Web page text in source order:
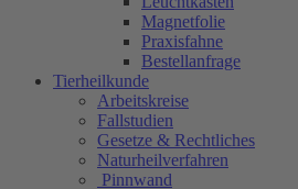
Magnetfolie
Praxisfahne
Bestellanfrage
Tierheilkunde
Arbeitskreise
Fallstudien
Gesetze & Rechtliches
Naturheilverfahren
Pinnwand